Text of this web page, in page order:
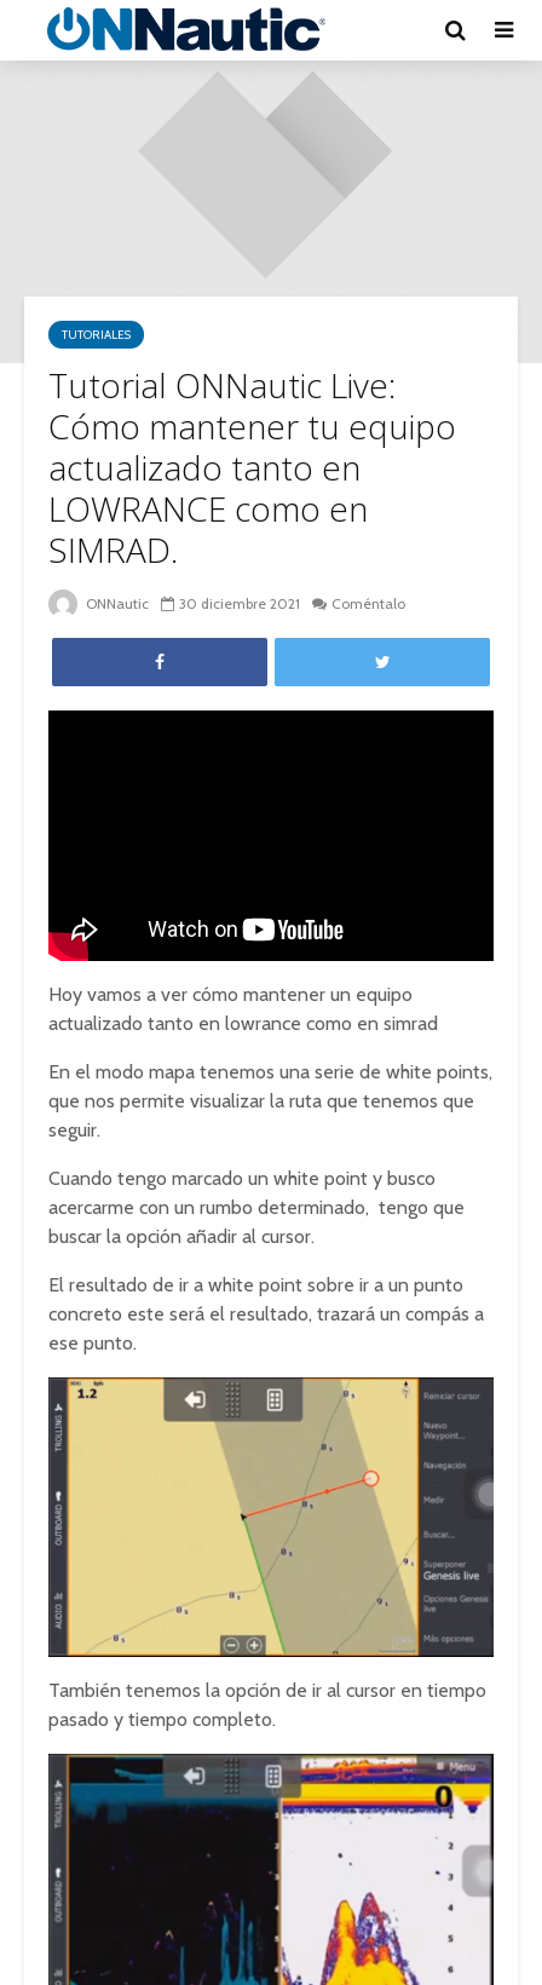
TUTORIALES
Tutorial ONNautic Live:
Cómo mantener tu equipo
actualizado tanto en
LOWRANCE como en
SIMRAD.
ONNautic 30 diciembre 2021 Coméntalo
Hoy vamos a ver cómo mantener un equipo
actualizado tanto en lowrance como en simrad
En el modo mapa tenemos una serie de white points,
que nos permite visualizar la ruta que tenemos que
seguir.
Cuando tengo marcado un white point y busco
acercarme con un rumbo determinado, tengo que
buscar la opción añadir al cursor.
El resultado de ir a white point sobre ir a un punto
concreto este será el resultado, trazará un compás a
ese punto.
También tenemos la opción de ir al cursor en tiempo
pasado y tiempo completo.